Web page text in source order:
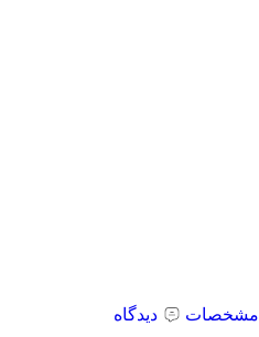
مشخصات دیدگاه